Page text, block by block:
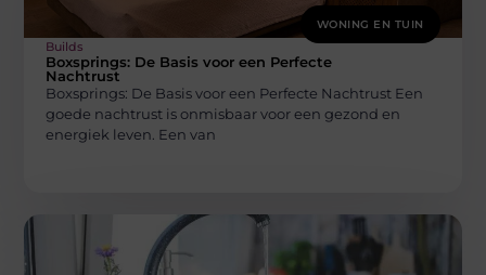
WONING EN TUIN
Builds
Boxsprings: De Basis voor een Perfecte
Nachtrust
Boxsprings: De Basis voor een Perfecte Nachtrust Een
goede nachtrust is onmisbaar voor een gezond en
energiek leven. Een van